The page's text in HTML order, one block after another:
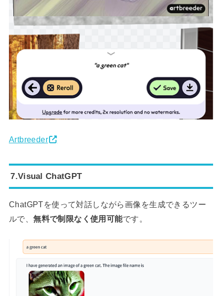
Artbreeder
7.Visual ChatGPT
ChatGPTを使って対話しながら画像を生成できるツー
ルで、無料で制限なく使用可能です。